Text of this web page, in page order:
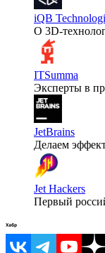
iQB
О 3D-
ITSumma
Эксперты в
JetBrains
Делаем
Jet Hackers
Первый